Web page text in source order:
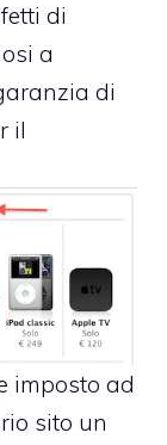
di
a
di
il
imposto ad
sito un